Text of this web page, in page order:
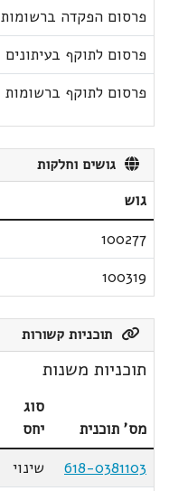
פרסום הפקדה ברשומות
פרסום לתוקף בעיתונים
פרסום לתוקף ברשומות
גושים וחלקות
גוש
100277
100319
תוכניות קשורות
תוכניות משנות
מס' תוכנית
סוג
יחס
618-0381103
שינוי